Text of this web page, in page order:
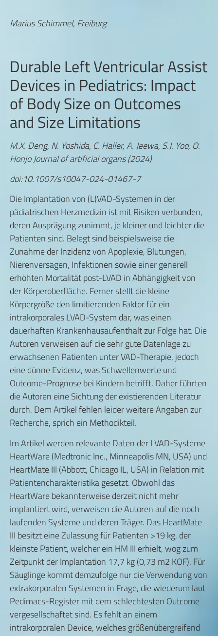
Marius Schimmel, Freiburg
Durable Left Ventricular Assist
Devices in Pediatrics: Impact
of Body Size on Outcomes
and Size Limitations
M.X. Deng, N. Yoshida, C. Haller, A. Jeewa, S.J. Yoo, O.
Honjo Journal of artificial organs (2024)
doi:10.1007/s10047-024-01467-7
Die Implantation von (L)VAD-Systemen in der
pädiatrischen Herzmedizin ist mit Risiken verbunden,
deren Ausprägung zunimmt, je kleiner und leichter die
Patienten sind. Belegt sind beispielsweise die
Zunahme der Inzidenz von Apoplexie, Blutungen,
Nierenversagen, Infektionen sowie einer generell
erhöhten Mortalität post-LVAD in Abhängigkeit von
der Körperoberfläche. Ferner stellt die kleine
Körpergröße den limitierenden Faktor für ein
intrakorporales LVAD-System dar, was einen
dauerhaften Krankenhausaufenthalt zur Folge hat. Die
Autoren verweisen auf die sehr gute Datenlage zu
erwachsenen Patienten unter VAD-Therapie, jedoch
eine dünne Evidenz, was Schwellenwerte und
Outcome-Prognose bei Kindern betrifft. Daher führten
die Autoren eine Sichtung der existierenden Literatur
durch. Dem Artikel fehlen leider weitere Angaben zur
Recherche, sprich ein Methodikteil.
Im Artikel werden relevante Daten der LVAD-Systeme
HeartWare (Medtronic Inc., Minneapolis MN, USA) und
HeartMate III (Abbott, Chicago IL, USA) in Relation mit
Patientencharakteristika gesetzt. Obwohl das
HeartWare bekannterweise derzeit nicht mehr
implantiert wird, verweisen die Autoren auf die noch
laufenden Systeme und deren Träger. Das HeartMate
III besitzt eine Zulassung für Patienten >19 kg, der
kleinste Patient, welcher ein HM III erhielt, wog zum
Zeitpunkt der Implantation 17,7 kg (0,73 m2 KOF). Für
Säuglinge kommt demzufolge nur die Verwendung von
extrakorporalen Systemen in Frage, die wiederum laut
Pedimacs-Register mit dem schlechtesten Outcome
vergesellschaftet sind. Es fehlt an einem
intrakorporalen Device, welches größenübergreifend